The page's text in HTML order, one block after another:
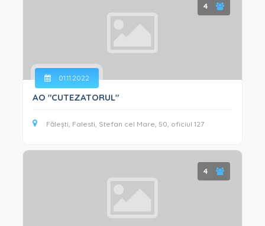
4
01.11.2022
AO "CUTEZATORUL"
Fălești, Falesti, Stefan cel Mare, 50, oficiul 127
4